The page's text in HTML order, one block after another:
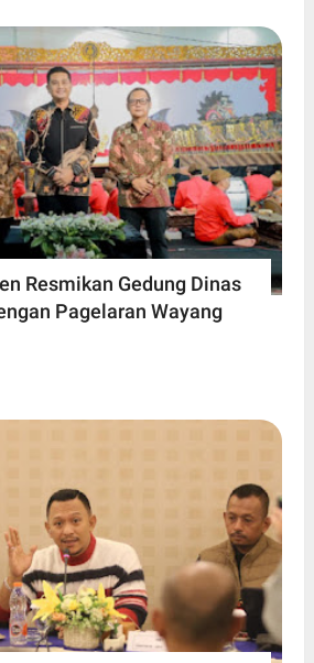
Resmikan Gedung Dinas
Pagelaran Wayang